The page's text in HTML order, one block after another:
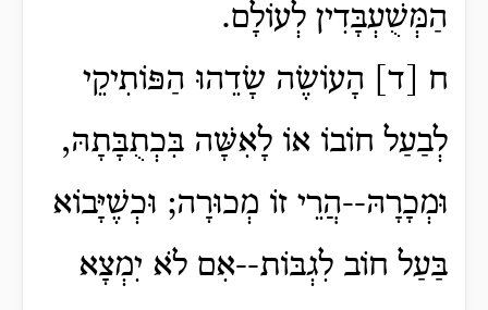
הַמְּשֻׁעְבָּדִין לְעוֹלָם.
ח [ד] הָעוֹשֶׂה שָׂדֵהוּ הַפּוֹתִיקֵי
לְבַעַל חוֹבוֹ אוֹ לָאִשָּׁה בִּכְתֻבָּתָהּ,
וּמְכָרָהּ--הֲרֵי זוֹ מְכוּרָה; וּכְשֶׁיָּבוֹא
בַּעַל חוֹב לִגְבּוֹת--אִם לֹא יִמְצָא